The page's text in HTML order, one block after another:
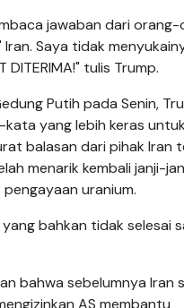
jawaban dari
Saya tidak
DITERIMA!" tulis Trump.
Putih pada Senin,
yang lebih keras untuk
balasan dari pihak Iran
menarik kembali janji-
uranium.
bahkan tidak selesai
bahwa sebelumnya Iran